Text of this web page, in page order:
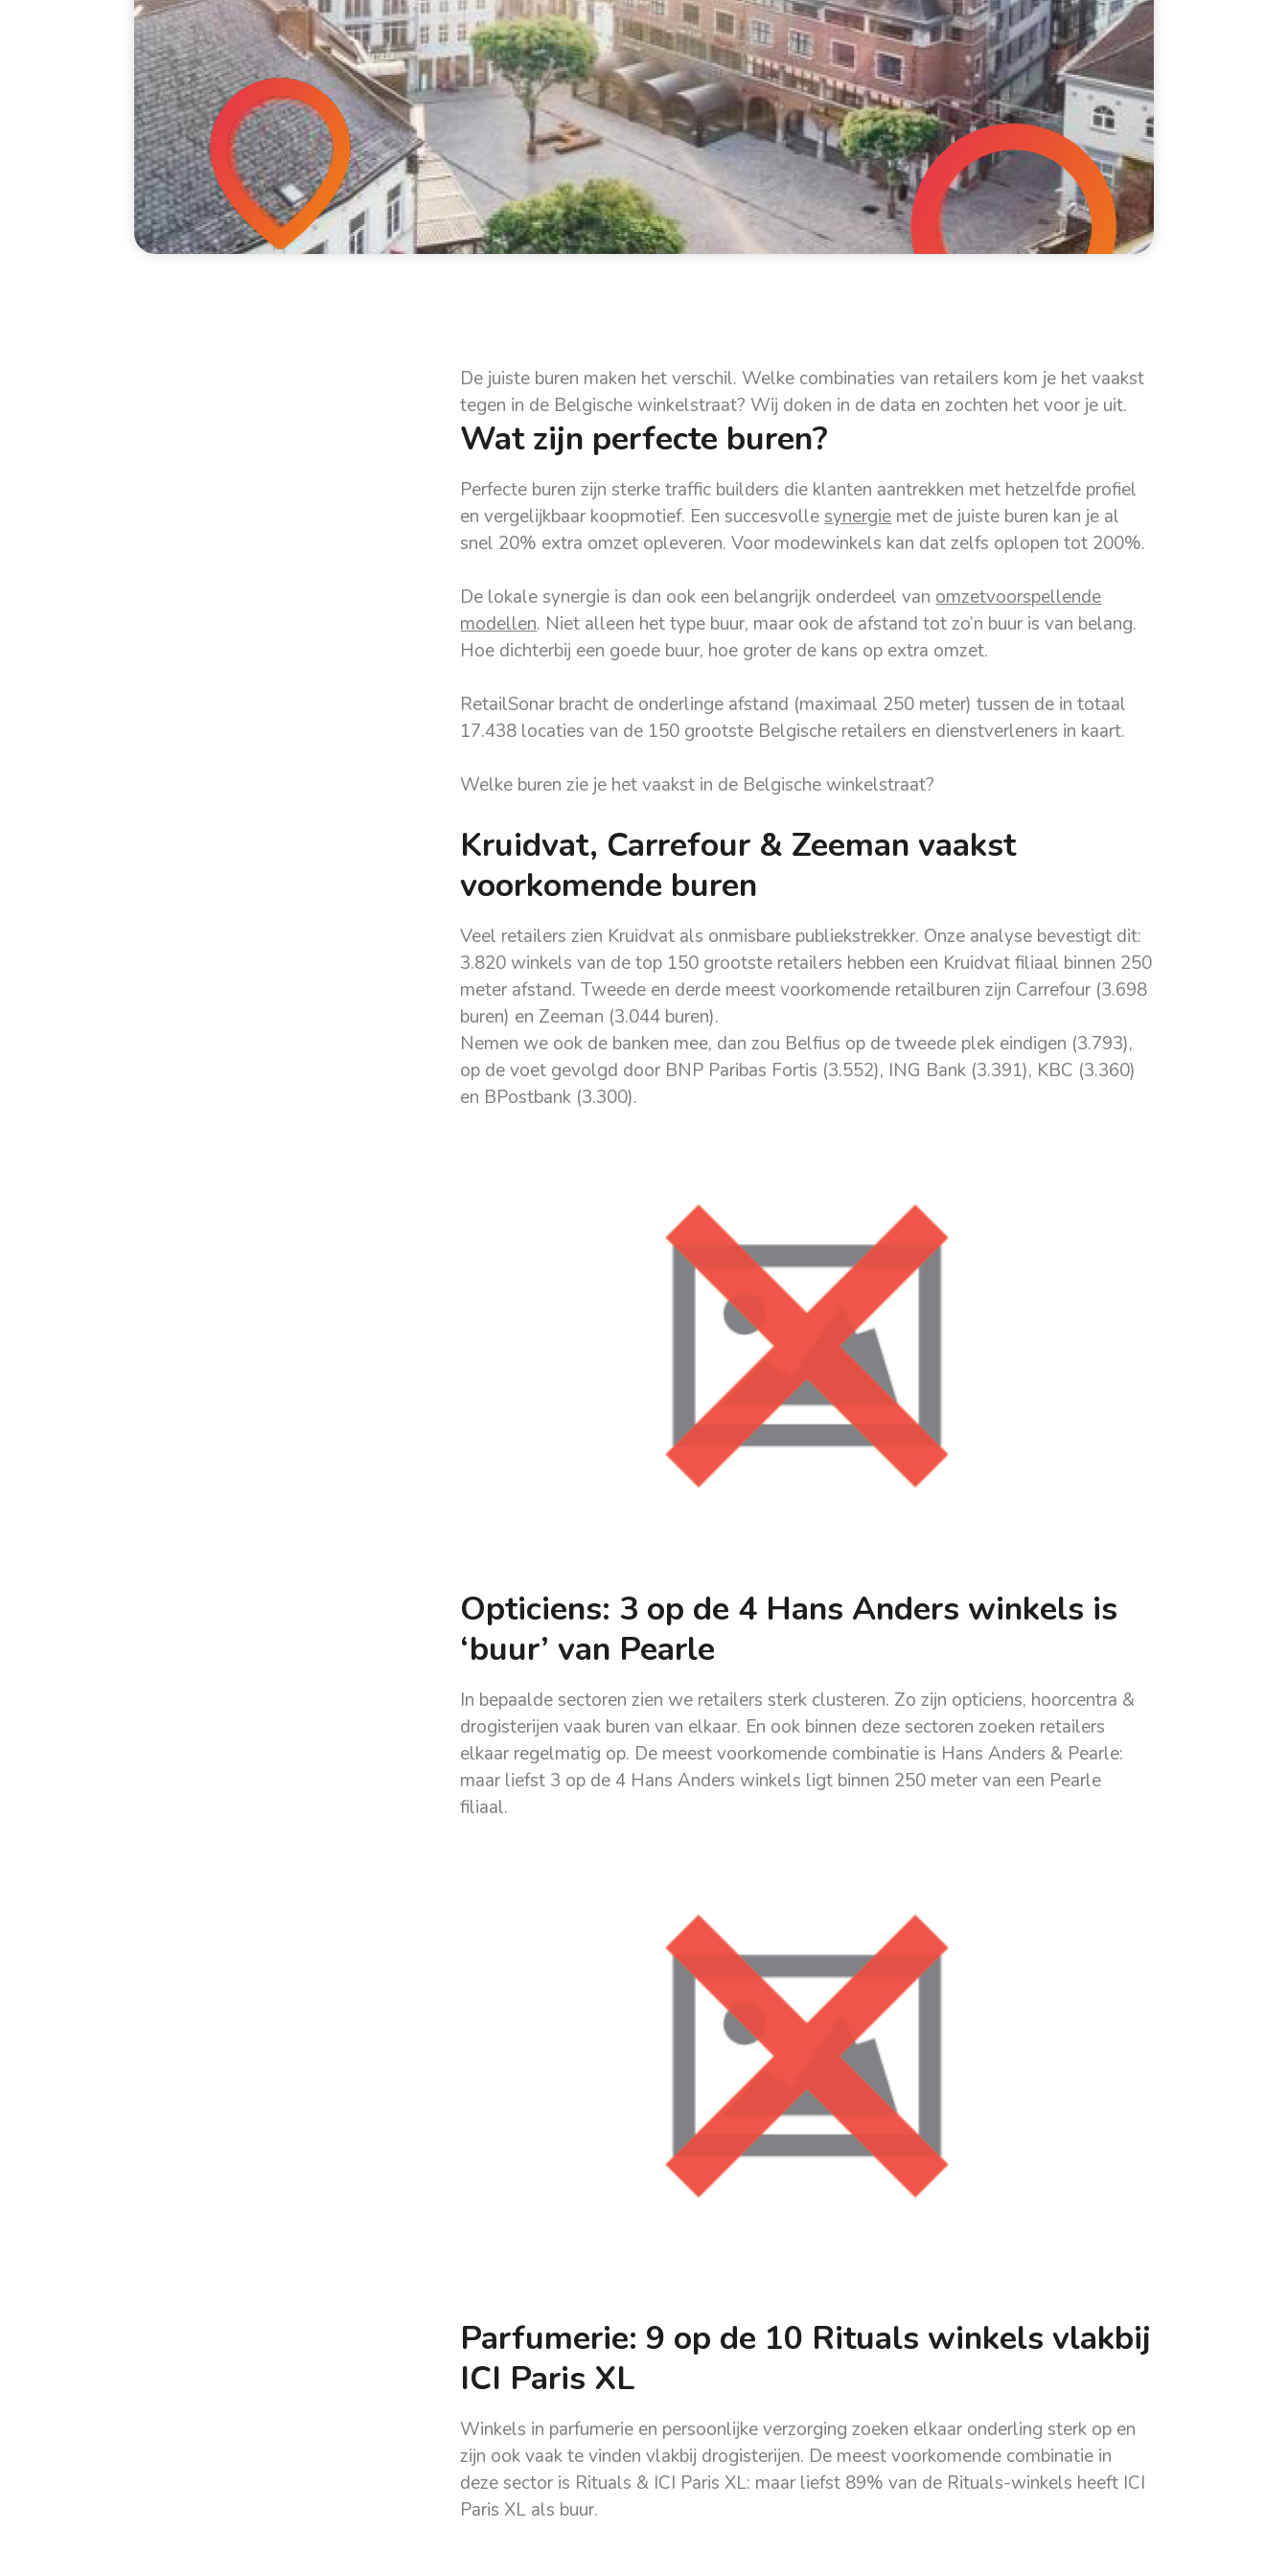
De juiste buren maken het verschil. Welke combinaties van retailers kom je het vaakst
tegen in de Belgische winkelstraat? Wij doken in de data en zochten het voor je uit.
Wat zijn perfecte buren?
Perfecte buren zijn sterke traffic builders die klanten aantrekken met hetzelfde profiel
en vergelijkbaar koopmotief. Een succesvollesynergie met de juiste buren kan je al
snel 20% extra omzet opleveren. Voor modewinkels kan dat zelfs oplopen tot 200%.
De lokale synergie is dan ook een belangrijk onderdeel van omzetvoorspellende
modellen. Niet alleen het type buur, maar ook de afstand tot zo’n buur is van belang.
Hoe dichterbij een goede buur, hoe groter de kans op extra omzet.
RetailSonar bracht de onderlinge afstand (maximaal 250 meter) tussen de in totaal
17.438 locaties van de 150 grootste Belgische retailers en dienstverleners in kaart.
Welke buren zie je het vaakst in de Belgische winkelstraat?
Kruidvat, Carrefour & Zeeman vaakst
voorkomende buren
Veel retailers zien Kruidvat als onmisbare publiekstrekker. Onze analyse bevestigt dit:
3.820 winkels van de top 150 grootste retailers hebben een Kruidvat filiaal binnen 250
meter afstand. Tweede en derde meest voorkomende retailburen zijn Carrefour (3.698
buren) en Zeeman (3.044 buren).
Nemen we ook de banken mee, dan zou Belfius op de tweede plek eindigen (3.793),
op de voet gevolgd door BNP Paribas Fortis (3.552), ING Bank (3.391), KBC (3.360)
en BPostbank (3.300).
Opticiens: 3 op de 4 Hans Anders winkels is
‘buur’ van Pearle
In bepaalde sectoren zien we retailers sterk clusteren. Zo zijn opticiens, hoorcentra &
drogisterijen vaak buren van elkaar. En ook binnen deze sectoren zoeken retailers
elkaar regelmatig op. De meest voorkomende combinatie is Hans Anders & Pearle:
maar liefst 3 op de 4 Hans Anders winkels ligt binnen 250 meter van een Pearle
filiaal.
Parfumerie: 9 op de 10 Rituals winkels vlakbij
ICI Paris XL
Winkels in parfumerie en persoonlijke verzorging zoeken elkaar onderling sterk op en
zijn ook vaak te vinden vlakbij drogisterijen. De meest voorkomende combinatie in
deze sector is Rituals & ICI Paris XL: maar liefst 89% van de Rituals-winkels heeft ICI
Paris XL als buur.